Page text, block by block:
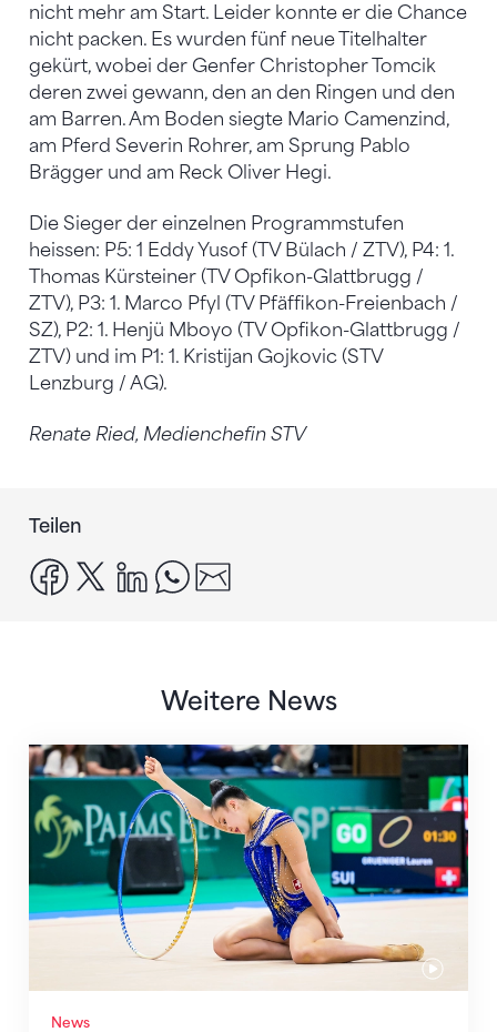
nicht mehr am Start. Leider konnte er die Chance
nicht packen. Es wurden fünf neue Titelhalter
gekürt, wobei der Genfer Christopher Tomcik
deren zwei gewann, den an den Ringen und den
am Barren. Am Boden siegte Mario Camenzind,
am Pferd Severin Rohrer, am Sprung Pablo
Brägger und am Reck Oliver Hegi.
Die Sieger der einzelnen Programmstufen
heissen: P5: 1 Eddy Yusof (TV Bülach / ZTV), P4: 1.
Thomas Kürsteiner (TV Opfikon-Glattbrugg /
ZTV), P3: 1. Marco Pfyl (TV Pfäffikon-Freienbach /
SZ), P2: 1. Henjü Mboyo (TV Opfikon-Glattbrugg /
ZTV) und im P1: 1. Kristijan Gojkovic (STV
Lenzburg / AG).
Renate Ried, Medienchefin STV
Teilen
facebook
x linkedinwhatsapp
Weitere News
News
Nächster Halt: Weltmeisterschaft